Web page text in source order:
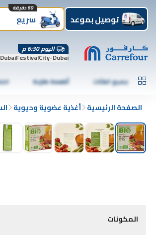
توصيل بموعد سريع
60 دقيقة
اليوم 6:30 م
DubaiFestivalCity-Dubai
جميع الفئات أطعمة طازجة
الصفحة الرئيسية أغذية عضوية وحيوية
المكونات